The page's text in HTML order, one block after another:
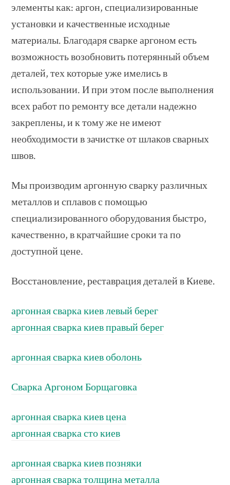
элементы как: аргон, специализированные
установки и качественные исходные
материалы. Благодаря сварке аргоном есть
возможность возобновить потерянный объем
деталей, тех которые уже имелись в
использовании. И при этом после выполнения
всех работ по ремонту все детали надежно
закреплены, и к тому же не имеют
необходимости в зачистке от шлаков сварных
швов.
Мы производим аргонную сварку различных
металлов и сплавов с помощью
специализированного оборудования быстро,
качественно, в кратчайшие сроки та по
доступной цене.
Восстановление, реставрация деталей в Киеве.
аргонная сварка киев левый берег
аргонная сварка киев правый берег
аргонная сварка киев оболонь
Сварка Аргоном Борщаговка
аргонная сварка киев цена
аргонная сварка сто киев
аргонная сварка киев позняки
аргонная сварка толщина металла